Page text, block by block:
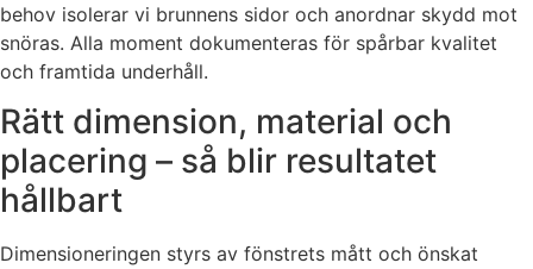
behov isolerar vi brunnens sidor och anordnar skydd mot
snöras. Alla moment dokumenteras för spårbar kvalitet
och framtida underhåll.
Rätt dimension, material och
placering – så blir resultatet
hållbart
Dimensioneringen styrs av fönstrets mått och önskat